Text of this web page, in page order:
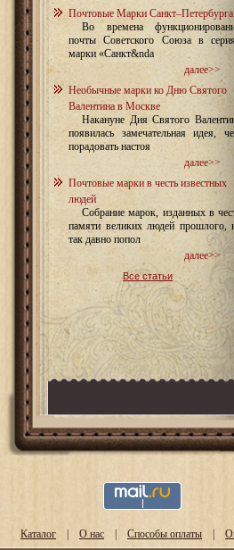
Почтовые Марки Санкт–Петербурга
Во времена
почты Советского Союза в
марки «Санкт&nda
далее>>
Необычные марки ко Дню Святого
Валентина в Москве
Накануне Дня Святого
появилась замечательная идея,
порадовать настоя
далее>>
Почтовые марки в честь известных
людей
Собрание марок, изданных в
памяти великих людей прошлого,
так давно попол
далее>>
Все статьи
Каталог | О нас | Способы оплаты |